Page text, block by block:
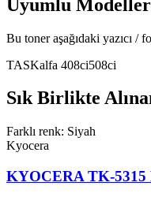
Uyumlu Modeller
Bu toner aşağıdaki yazıcı /
TASKalfa 408ci508ci
Sık Birlikte
Farklı renk: Siyah
Kyocera
KYOCERA TK-5315